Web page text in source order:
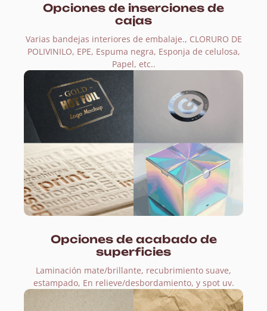
Opciones de inserciones de
cajas
Varias bandejas interiores de embalaje., CLORURO DE
POLIVINILO, EPE, Espuma negra, Esponja de celulosa,
Papel, etc..
Opciones de acabado de
superficies
Laminación mate/brillante, recubrimiento suave,
estampado, En relieve/desbordamiento, y spot uv.